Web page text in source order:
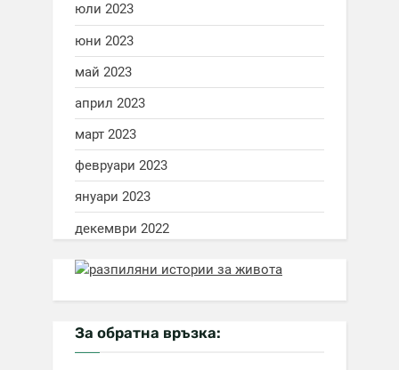
юли 2023
юни 2023
май 2023
април 2023
март 2023
февруари 2023
януари 2023
декември 2022
За обратна връзка: